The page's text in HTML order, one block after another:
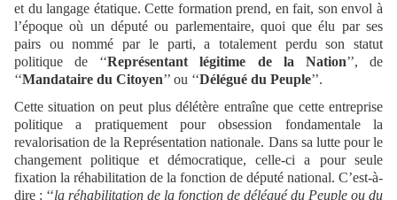
et du langage étatique. Cette formation prend, en fait, son envol à
l’époque où un député ou parlementaire, quoi que élu par ses
pairs ou nommé par le parti, a totalement perdu son statut
politique de ‘‘Représentant légitime de la Nation’’, de
‘‘Mandataire du Citoyen’’ ou ‘‘Délégué du Peuple’’.
Cette situation on peut plus délétère entraîne que cette entreprise
politique a pratiquement pour obsession fondamentale la
revalorisation de la Représentation nationale. Dans sa lutte pour le
changement politique et démocratique, celle-ci a pour seule
fixation la réhabilitation de la fonction de député national. C’est-à-
dire : ‘‘la réhabilitation de la fonction de délégué du Peuple ou du